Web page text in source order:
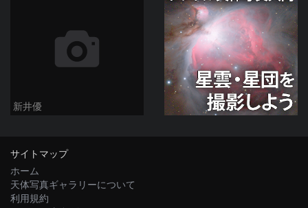
新井優
サイトマップ
ホーム
天体写真ギャラリーについて
利用規約